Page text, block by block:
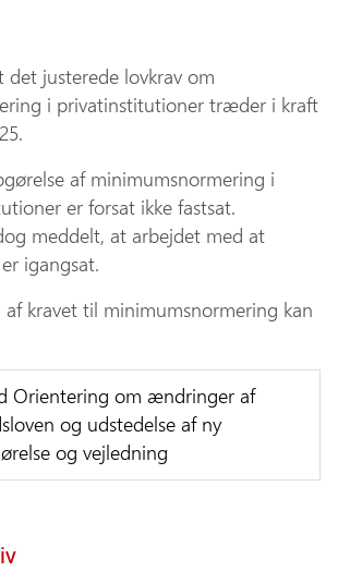
det justerede lovkrav om
i privatinstitutioner træder i kraft
af minimumsnormering i
er forsat ikke fastsat.
meddelt, at arbejdet med at
igangsat.
kravet til minimumsnormering kan
Orientering om ændringer af
og udstedelse af ny
og vejledning